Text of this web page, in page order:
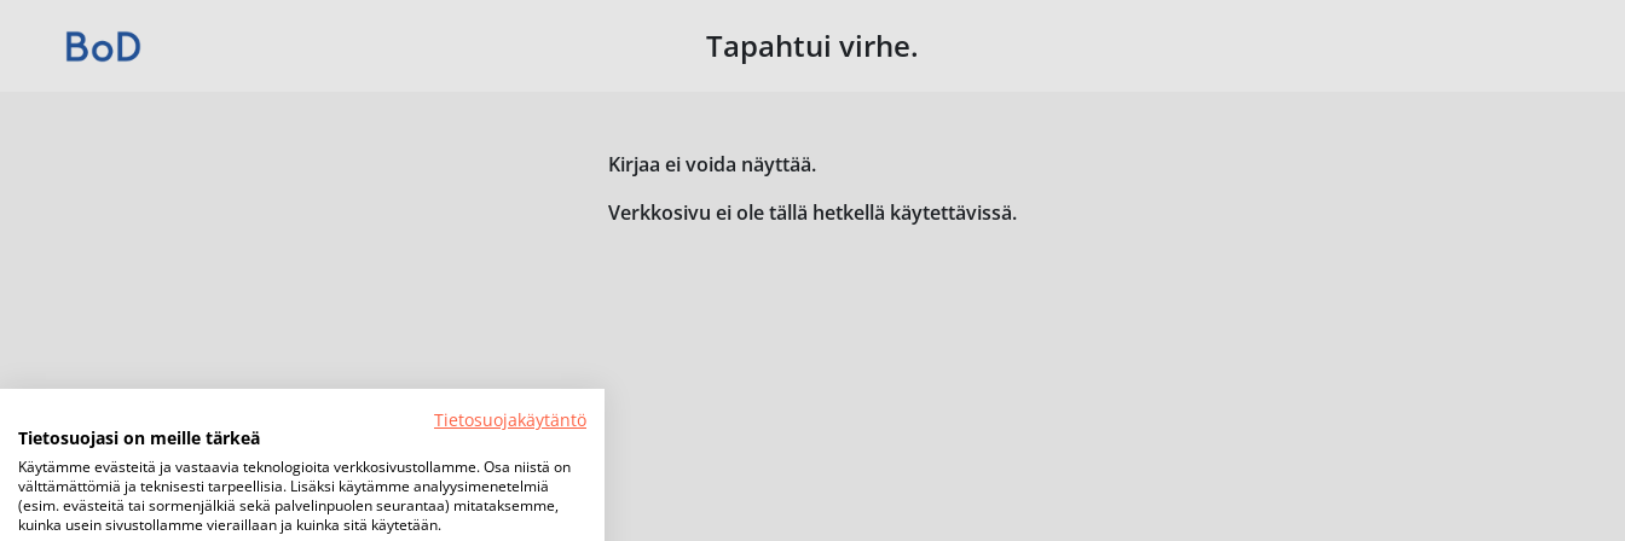
Tapahtui virhe.
Kirjaa ei voida näyttää.
Verkkosivu ei ole tällä hetkellä käytettävissä.
Tietosuojakäytäntö
Tietosuojasi on meille tärkeä
Käytämme evästeitä ja vastaavia teknologioita verkkosivustollamme. Osa niistä on
välttämättömiä ja teknisesti tarpeellisia. Lisäksi käytämme analyysimenetelmiä
(esim. evästeitä tai sormenjälkiä sekä palvelinpuolen seurantaa) mitataksemme,
kuinka usein sivustollamme vieraillaan ja kuinka sitä käytetään.